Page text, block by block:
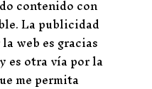
contenido con
La publicidad
web es gracias
es otra vía por la
me permita